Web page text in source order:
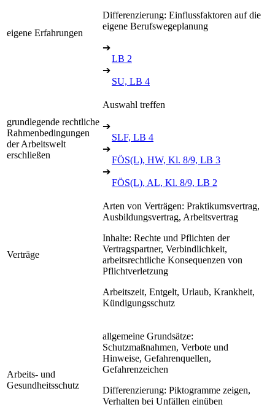
eigene Erfahrungen
Differenzierung: Einflussfaktoren auf die
eigene Berufswegeplanung
➔
LB 2
➔
SU, LB 4
grundlegende rechtliche
Rahmenbedingungen
der Arbeitswelt
erschließen
Auswahl treffen
➔
SLF, LB 4
➔
FÖS(L), HW, Kl. 8/9, LB 3
➔
FÖS(L), AL, Kl. 8/9, LB 2
Verträge
Arten von Verträgen: Praktikumsvertrag,
Ausbildungsvertrag, Arbeitsvertrag
Inhalte: Rechte und Pflichten der
Vertragspartner, Verbindlichkeit,
arbeitsrechtliche Konsequenzen von
Pflichtverletzung
Arbeitszeit, Entgelt, Urlaub, Krankheit,
Kündigungsschutz
Arbeits- und
Gesundheitsschutz
allgemeine Grundsätze:
Schutzmaßnahmen, Verbote und
Hinweise, Gefahrenquellen,
Gefahrenzeichen
Differenzierung: Piktogramme zeigen,
Verhalten bei Unfällen einüben